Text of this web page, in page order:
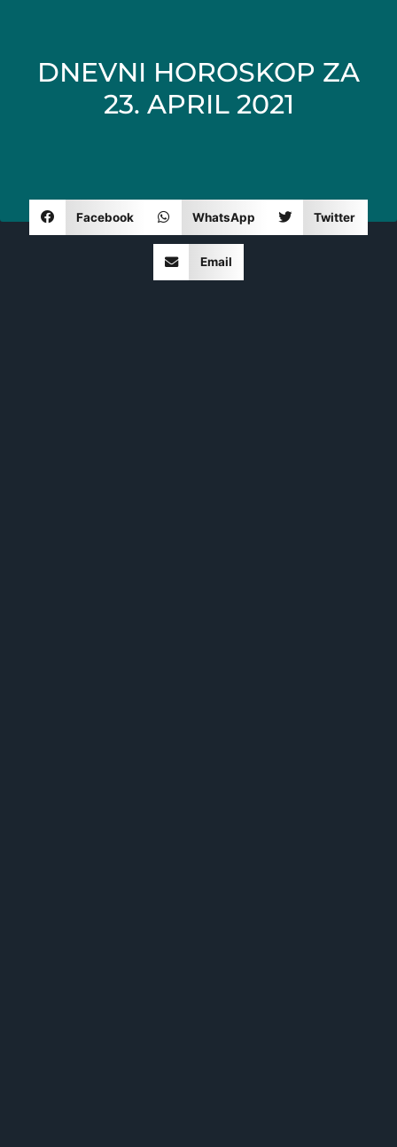
DNEVNI HOROSKOP ZA
23. APRIL 2021
Facebook WhatsApp Twitter
Email